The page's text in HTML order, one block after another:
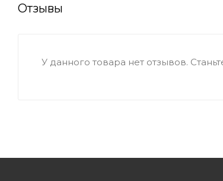
Отзывы
У данного товара нет отзывов.